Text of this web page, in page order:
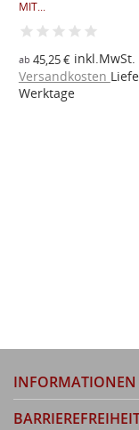
MIT...
ab 45,25 €inkl.MwSt.
Versandkosten
Werktage
INFORMATIONEN